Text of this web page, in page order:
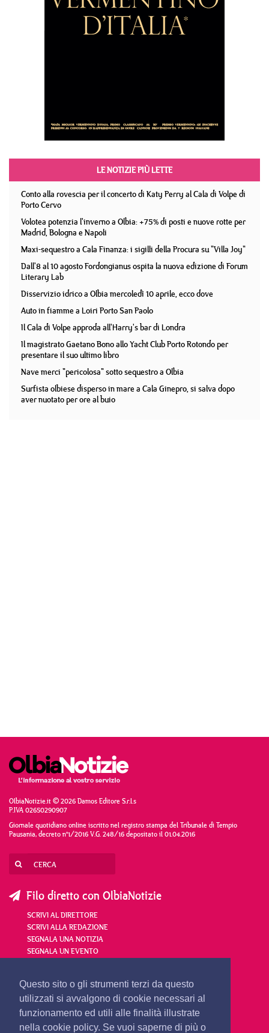
Questo sito o gli strumenti terzi da questo
utilizzati si avvalgono di cookie necessari al
funzionamento ed utili alle finalità illustrate
nella cookie policy. Se vuoi saperne di più o
LE NOTIZIE PIÙ LETTE
Conto alla rovescia per il concerto di Katy Perry al Cala di Volpe di
Porto Cervo
Volotea potenzia l'inverno a Olbia: +75% di posti e nuove rotte per
Madrid, Bologna e Napoli
Maxi-sequestro a Cala Finanza: i sigilli della Procura su "Villa Joy"
Dall'8 al 10 agosto Fordongianus ospita la nuova edizione di Forum
Literary Lab
Disservizio idrico a Olbia mercoledì 10 aprile, ecco dove
Auto in fiamme a Loiri Porto San Paolo
Il Cala di Volpe approda all'Harry's bar di Londra
Il magistrato Gaetano Bono allo Yacht Club Porto Rotondo per
presentare il suo ultimo libro
Nave merci "pericolosa" sotto sequestro a Olbia
Surfista olbiese disperso in mare a Cala Ginepro, si salva dopo
aver nuotato per ore al buio
OlbiaNotizie.it © 2026 Damos Editore S.r.l.s
P.IVA 02650290907
Giornale quotidiano online iscritto nel registro stampa del Tribunale di Tempio
Pausania, decreto n°1/2016 V.G. 248/16 depositato il 01.04.2016
Filo diretto con OlbiaNotizie
SCRIVI AL DIRETTORE
SCRIVI ALLA REDAZIONE
SEGNALA UNA NOTIZIA
SEGNALA UN EVENTO
redazione@olbianotizie.it